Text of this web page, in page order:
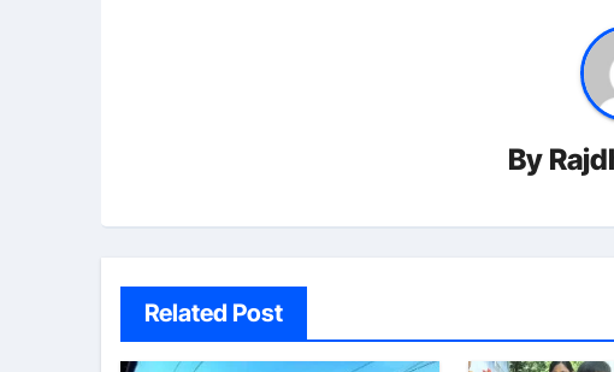
By
Related Post